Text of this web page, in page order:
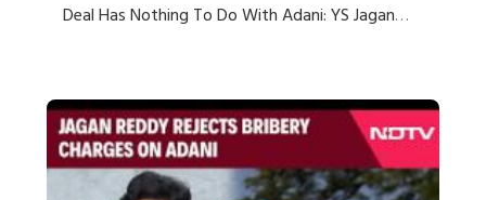
Deal Has Nothing To Do With Adani: YS Jagan